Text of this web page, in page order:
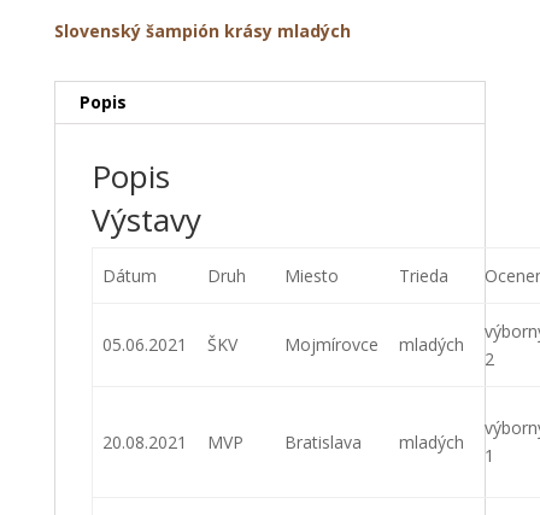
Slovenský šampión krásy mladých
Popis
Popis
Výstavy
Dátum Druh Miesto Trieda
05.06.2021 ŠKV Mojmírovce mladých
2
20.08.2021 MVP Bratislava mladých
1